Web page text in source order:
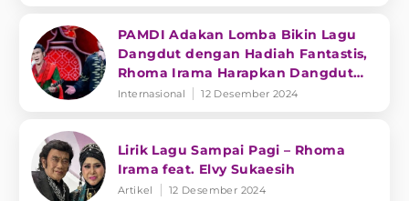
PAMDI Adakan Lomba Bikin Lagu
Dangdut dengan Hadiah Fantastis,
Rhoma Irama Harapkan Dangdut
Mendunia
Internasional 12 Desember 2024
Lirik Lagu Sampai Pagi – Rhoma
Irama feat. Elvy Sukaesih
Artikel 12 Desember 2024